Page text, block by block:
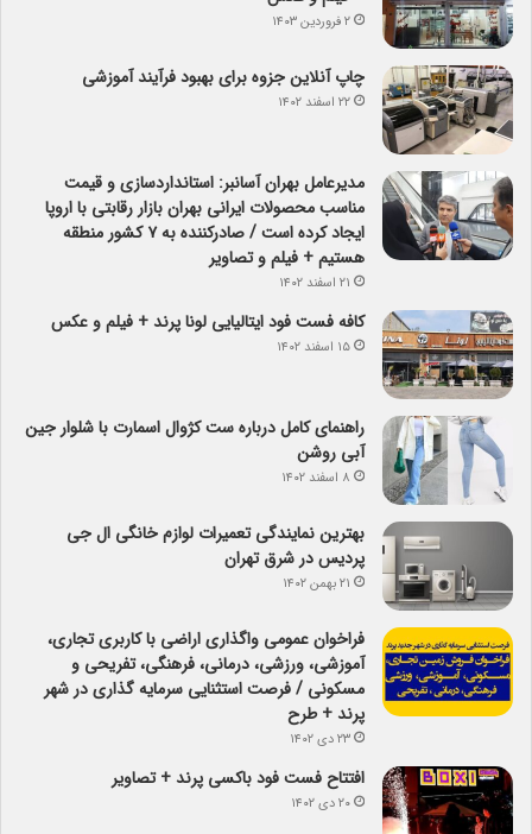
۲ فروردین ۱۴۰۳
چاپ آنلاین جزوه برای بهبود فرآیند آموزشی
۲۲ اسفند ۱۴۰۲
مدیرعامل بهران آسانبر: استانداردسازی و قیمت
مناسب محصولات ایرانی بهران بازار رقابتی با اروپا
ایجاد کرده است / صادرکننده به ۷ کشور منطقه
هستیم + فیلم و تصاویر
۲۱ اسفند ۱۴۰۲
کافه فست فود ایتالیایی لونا پرند + فیلم و عکس
۱۵ اسفند ۱۴۰۲
راهنمای کامل درباره ست کژوال اسمارت با شلوار جین
آبی روشن
۸ اسفند ۱۴۰۲
بهترین نمایندگی تعمیرات لوازم خانگی ال جی
پردیس در شرق تهران
۲۱ بهمن ۱۴۰۲
فراخوان عمومی واگذاری اراضی با کاربری تجاری،
آموزشی، ورزشی، درمانی، فرهنگی، تفریحی و
مسکونی / فرصت استثنایی سرمایه گذاری در شهر
پرند + طرح
۲۳ دی ۱۴۰۲
افتتاح فست فود باکسی پرند + تصاویر
۲۰ دی ۱۴۰۲